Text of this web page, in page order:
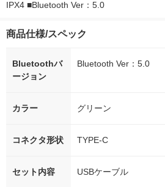
IPX4 ■Bluetooth Ver：5.0
商品仕様/スペック
Bluetoothバ
ージョン
Bluetooth Ver：5.0
カラー グリーン
コネクタ形状 TYPE-C
セット内容 USBケーブル